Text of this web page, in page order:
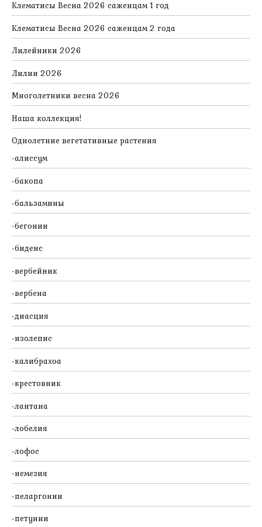
Клематисы Весна 2026 саженцам 1 год
Клематисы Весна 2026 саженцам 2 года
Лилейники 2026
Лилии 2026
Многолетники весна 2026
Наша коллекция!
Однолетние вегетативные растения
алиссум
бакопа
бальзамины
бегонии
биденс
вербейник
вербена
диасция
изолепис
калибрахоа
крестовник
лантана
лобелия
лофос
немезия
пеларгонии
петунии